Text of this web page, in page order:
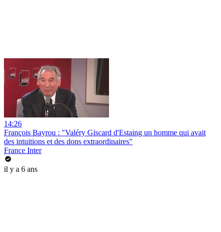
14:26
François Bayrou : "Valéry Giscard d'Estaing un homme qui avait
des intuitions et des dons extraordinaires"
France Inter
il y a 6 ans